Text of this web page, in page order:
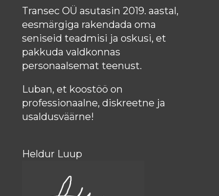
Transec OÜ asutasin 2019. aastal,
eesmärgiga rakendada oma
seniseid teadmisi ja oskusi, et
pakkuda valdkonnas
personaalsemat teenust.
Luban, et koostöö on
professionaalne, diskreetne ja
usaldusväärne!
Heldur Luup